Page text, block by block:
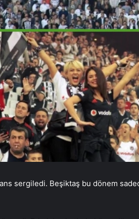
sergiledi. Beşiktaş bu dönem